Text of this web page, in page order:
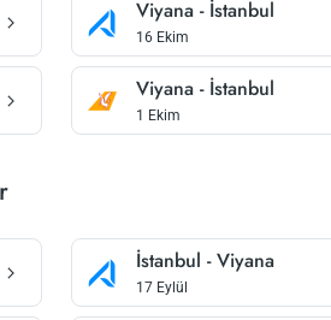
Viyana - İstanbul
16 Ekim
Viyana - İstanbul
1 Ekim
İstanbul - Viyana
17 Eylül